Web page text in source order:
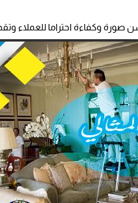
وكفاءة احتراما للعملاء